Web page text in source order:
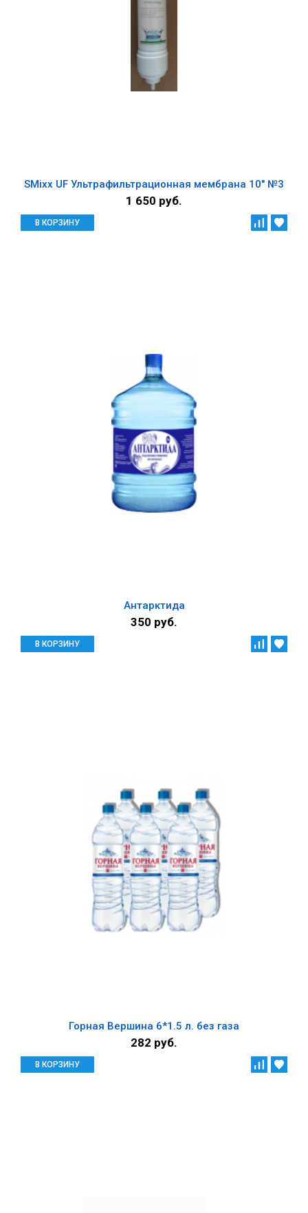
SMixx UF Ультрафильтрационная мембрана 10" №3
1 650 руб.
В КОРЗИНУ
Антарктида
350 руб.
В КОРЗИНУ
Горная Вершина 6*1.5 л. без газа
282 руб.
В КОРЗИНУ